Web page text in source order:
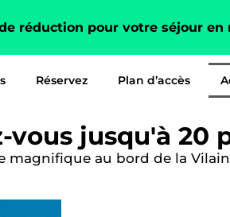
Réservez Plan d’accès
vous jusqu'à 20
magnifique au bord de la
réduction pour votre séjour en